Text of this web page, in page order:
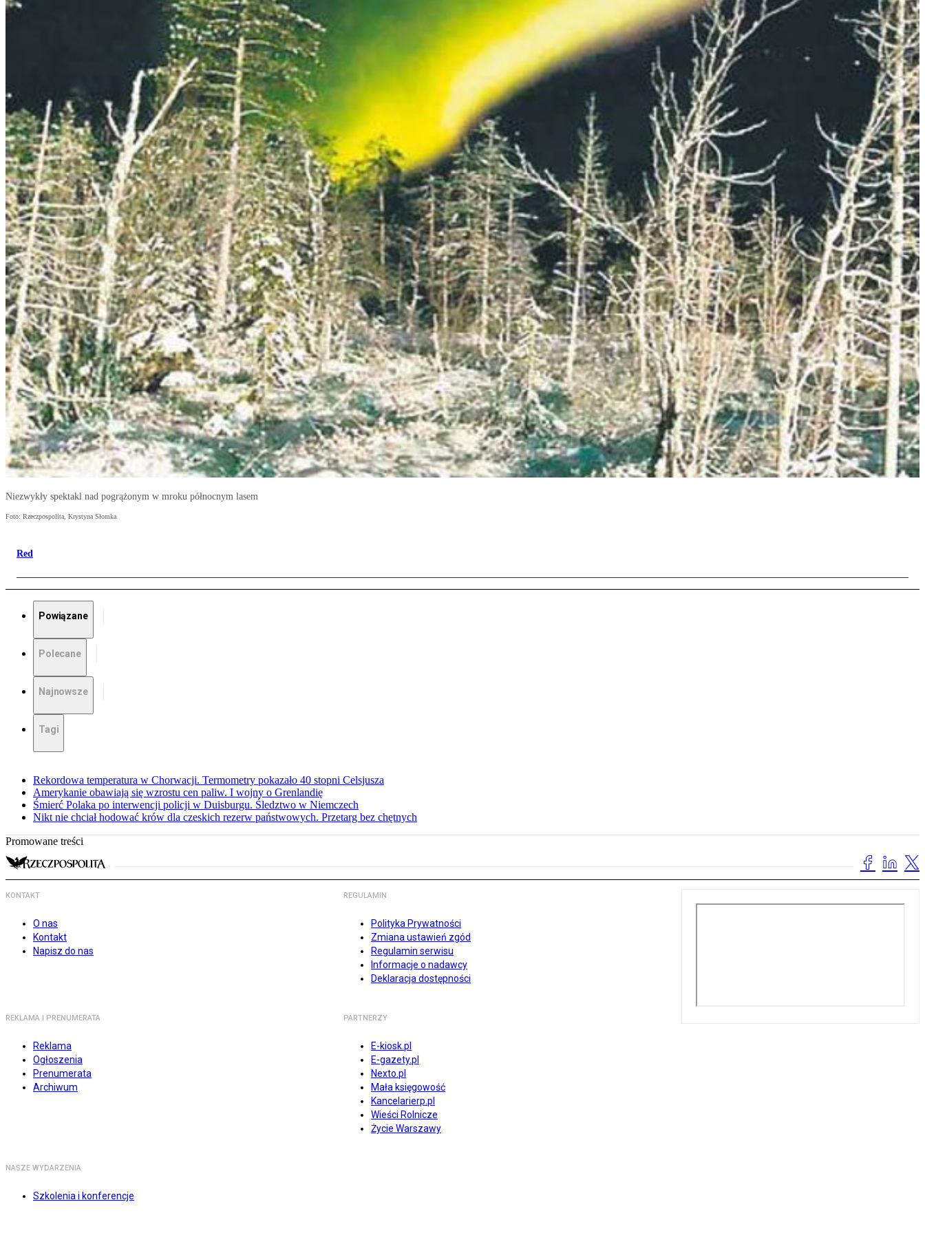
Niezwykły spektakl nad pogrążonym w mroku północnym lasem
Foto: Rzeczpospolita, Krystyna Słomka
Red
Powiązane
Polecane
Najnowsze
Tagi
Rekordowa temperatura w Chorwacji. Termometry pokazało 40 stopni Celsjusza
Amerykanie obawiają się wzrostu cen paliw. I wojny o Grenlandię
Śmierć Polaka po interwencji policji w Duisburgu. Śledztwo w Niemczech
Nikt nie chciał hodować krów dla czeskich rezerw państwowych. Przetarg bez chętnych
Promowane treści
KONTAKT
O nas
Kontakt
Napisz do nas
REGULAMIN
Polityka Prywatności
Zmiana ustawień zgód
Regulamin serwisu
Informacje o nadawcy
Deklaracja dostępności
REKLAMA I PRENUMERATA
Reklama
Ogłoszenia
Prenumerata
Archiwum
PARTNERZY
E-kiosk.pl
E-gazety.pl
Nexto.pl
Mała księgowość
Kancelarierp.pl
Wieści Rolnicze
Życie Warszawy
NASZE WYDARZENIA
Szkolenia i konferencje